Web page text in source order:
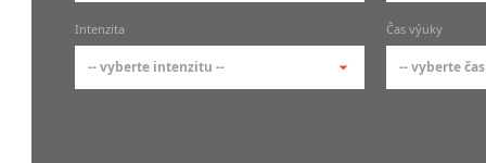
-- vyberte město --
pražské městské části
-- vyberte
Intenzita
-- vyberte intenzitu --
Čas výuky
-- vyberte